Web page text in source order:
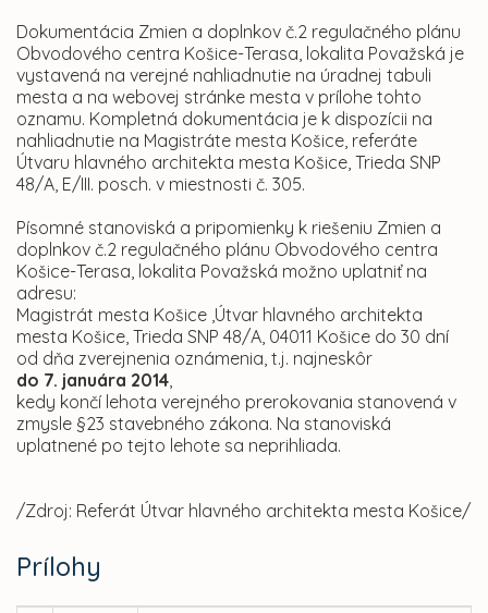
Dokumentácia Zmien a doplnkov č.2 regulačného plánu
Obvodového centra Košice-Terasa, lokalita Považská je
vystavená na verejné nahliadnutie na úradnej tabuli
mesta a na webovej stránke mesta v prílohe tohto
oznamu. Kompletná dokumentácia je k dispozícii na
nahliadnutie na Magistráte mesta Košice, referáte
Útvaru hlavného architekta mesta Košice, Trieda SNP
48/A, E/III. posch. v miestnosti č. 305.
Písomné stanoviská a pripomienky k riešeniu Zmien a
doplnkov č.2 regulačného plánu Obvodového centra
Košice-Terasa, lokalita Považská možno uplatniť na
adresu:
Magistrát mesta Košice ,Útvar hlavného architekta
mesta Košice, Trieda SNP 48/A, 04011 Košice do 30 dní
od dňa zverejnenia oznámenia, t.j. najneskôr
do 7. januára 2014
kedy končí lehota verejného prerokovania stanovená v
zmysle §23 stavebného zákona. Na stanoviská
uplatnené po tejto lehote sa neprihliada.
/Zdroj: Referát Útvar hlavného architekta mesta Košice/
Prílohy